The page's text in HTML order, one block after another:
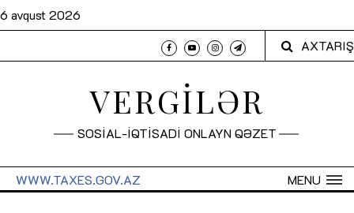
6 avqust 2026
AXTARIŞ
VERGİLƏR
SOSİAL-İQTİSADİ ONLAYN QƏZET
MENU
WWW.TAXES.GOV.AZ